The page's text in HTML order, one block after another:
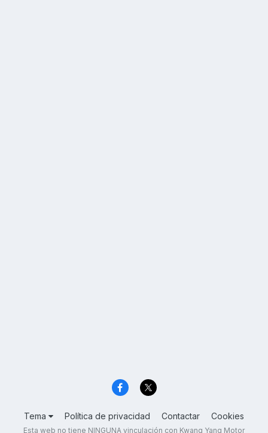
Tema Política de privacidad Contactar Cookies
Esta web no tiene NINGUNA vinculación con Kwang Yang Motor